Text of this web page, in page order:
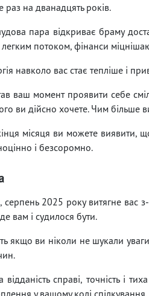
раз на дванадцять років.
пара відкриває браму
легким потоком, фінанси
навколо вас стає тепліше і
ваш момент проявити себе
ви дійсно хочете. Чим більше
місяця ви можете виявити,
і безсоромно.
серпень 2025 року витягне вас
вам і судилося бути.
якщо ви ніколи не шукали
відданість справі, точність і
у вашому колі